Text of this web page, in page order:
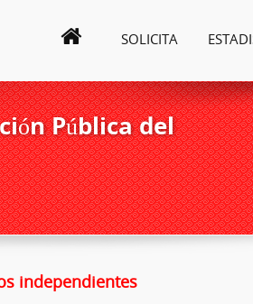
SOLICITA
Pública del
independientes